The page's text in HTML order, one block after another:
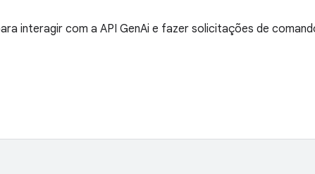
interagir com a API GenAi e fazer solicitações de